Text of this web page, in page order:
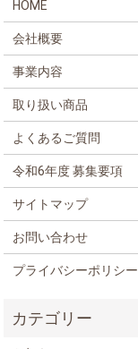
HOME
会社概要
事業内容
取り扱い商品
よくあるご質問
令和6年度 募集要項
サイトマップ
お問い合わせ
プライバシーポリシー